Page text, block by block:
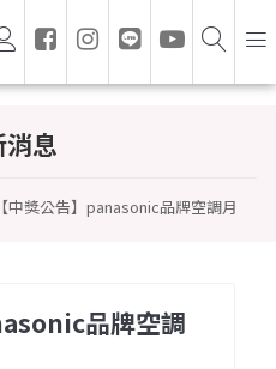
息
【中獎公告】panasonic品牌空調月
品牌空調